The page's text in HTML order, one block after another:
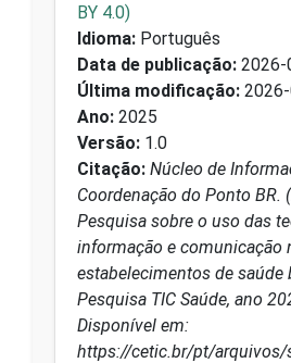
BY 4.0)
Idioma: Português
Data de publicação: 2026-
Última modificação:
Ano: 2025
Versão: 1.0
Citação: Núcleo de
Coordenação do Ponto BR.
Pesquisa sobre o uso das
informação e comunicação
estabelecimentos de saúde
Pesquisa TIC Saúde, ano
Disponível em:
https://cetic.br/pt/